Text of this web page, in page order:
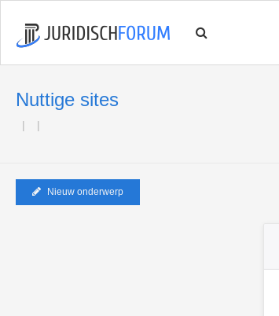
Nuttige sites
Nieuw onderwerp